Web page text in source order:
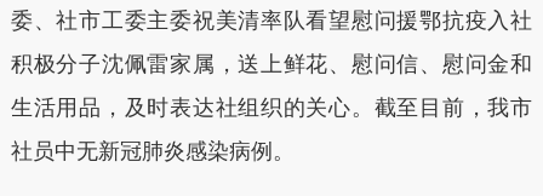
委、社市工委主委祝美清率队看望慰问援鄂抗疫入社
积极分子沈佩雷家属，送上鲜花、慰问信、慰问金和
生活用品，及时表达社组织的关心。截至目前，我市
社员中无新冠肺炎感染病例。